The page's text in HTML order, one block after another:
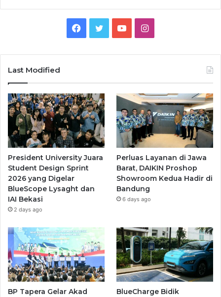
Facebook
TwitterYouTubeInstagram
Last Modified
President University Juara
Student Design Sprint
2026 yang Digelar
BlueScope Lysaght dan
IAI Bekasi
2 days ago
Perluas Layanan di Jawa
Barat, DAIKIN Proshop
Showroom Kedua Hadir di
Bandung
6 days ago
BP Tapera Gelar Akad
BlueCharge Bidik